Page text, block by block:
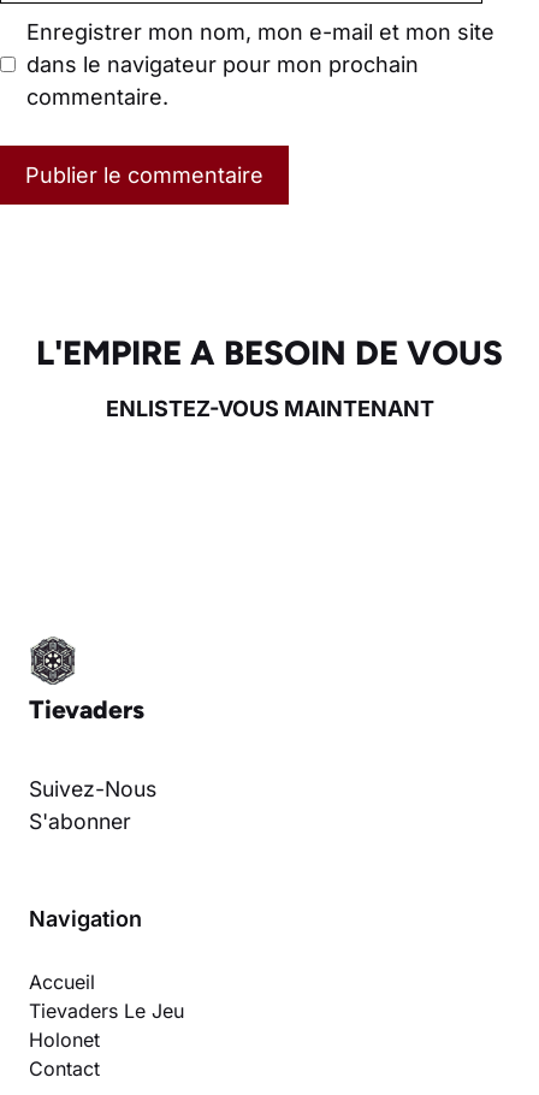
Enregistrer mon nom, mon e-mail et mon site
dans le navigateur pour mon prochain
commentaire.
L'EMPIRE A BESOIN DE VOUS
ENLISTEZ-VOUS MAINTENANT
Tievaders
Suivez-Nous
S'abonner
Navigation
Accueil
Tievaders Le Jeu
Holonet
Contact